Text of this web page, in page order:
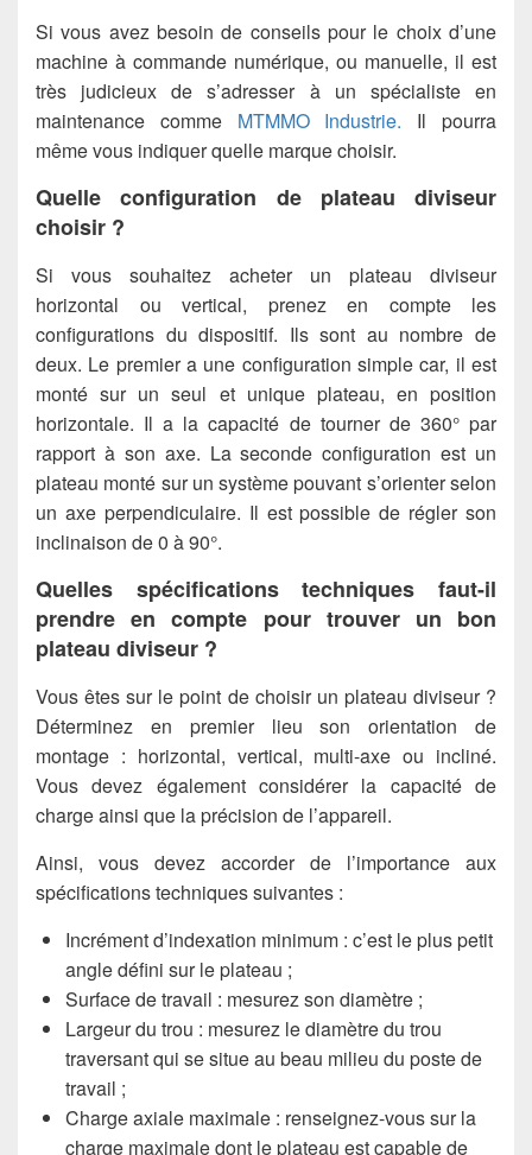
Si vous avez besoin de conseils pour le choix d’une
machine à commande numérique, ou manuelle, il est
très judicieux de s’adresser à un spécialiste en
maintenance comme MTMMO Industrie. Il pourra
même vous indiquer quelle marque choisir.
Quelle configuration de plateau diviseur
choisir ?
Si vous souhaitez acheter un plateau diviseur
horizontal ou vertical, prenez en compte les
configurations du dispositif. Ils sont au nombre de
deux. Le premier a une configuration simple car, il est
monté sur un seul et unique plateau, en position
horizontale. Il a la capacité de tourner de 360° par
rapport à son axe. La seconde configuration est un
plateau monté sur un système pouvant s’orienter selon
un axe perpendiculaire. Il est possible de régler son
inclinaison de 0 à 90°.
Quelles spécifications techniques faut-il
prendre en compte pour trouver un bon
plateau diviseur ?
Vous êtes sur le point de choisir un plateau diviseur ?
Déterminez en premier lieu son orientation de
montage : horizontal, vertical, multi-axe ou incliné.
Vous devez également considérer la capacité de
charge ainsi que la précision de l’appareil.
Ainsi, vous devez accorder de l’importance aux
spécifications techniques suivantes :
Incrément d’indexation minimum : c’est le plus petit
angle défini sur le plateau ;
Surface de travail : mesurez son diamètre ;
Largeur du trou : mesurez le diamètre du trou
traversant qui se situe au beau milieu du poste de
travail ;
Charge axiale maximale : renseignez-vous sur la
charge maximale dont le plateau est capable de